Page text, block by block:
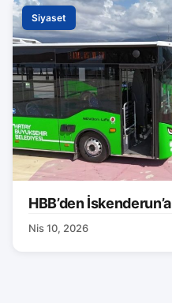
Siyaset
HBB’den
Nis 10, 2026